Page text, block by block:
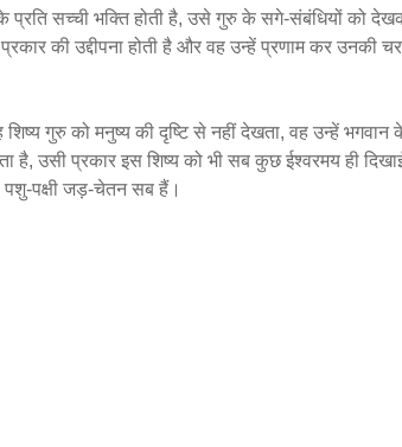
सच्ची भक्ति होती है, उसे गुरु के सगे-संबंधियों को
की उद्दीपना होती है और वह उन्हें प्रणाम कर उनकी
गुरु को मनुष्य की दृष्टि से नहीं देखता, वह उन्हें
है, उसी प्रकार इस शिष्य को भी सब कुछ ईश्वरमय ही
पशु-पक्षी जड़-चेतन सब हैं।